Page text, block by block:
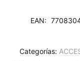
EAN:
Categorías: